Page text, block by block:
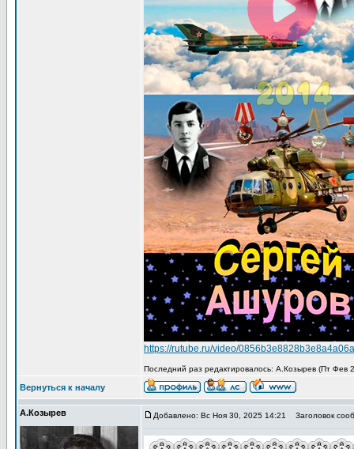
https://rutube.ru/video/
Последний раз редактировалось: А.Козырев (Пт Фев
Вернуться к началу
А.Козырев Добавлено: Вс Ноя 30, 2025 14:21 Заголовок